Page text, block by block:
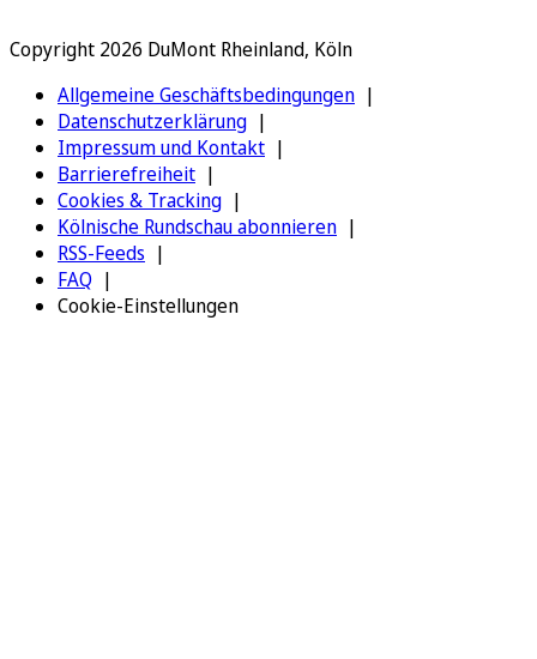
Copyright 2026 DuMont Rheinland, Köln
Allgemeine Geschäftsbedingungen
Datenschutzerklärung
Impressum und Kontakt
Barrierefreiheit
Cookies & Tracking
Kölnische Rundschau abonnieren
RSS-Feeds
FAQ
Cookie-Einstellungen